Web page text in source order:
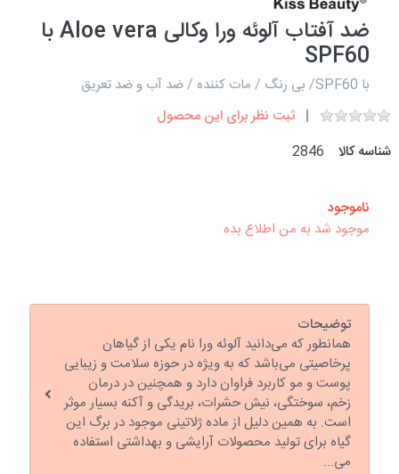
ضد آفتاب آلوئه ورا وکالی Aloe vera با
SPF60
با SPF60/ بی رنگ / مات کننده / ضد آب و ضد تعریق
ثبت نظر برای این محصول
شناسه کالا
2846
ناموجود
موجود شد به من اطلاع بده
توضیحات
همانطور که می‌دانید آلوئه ورا نام یکی از گیاهان
پرخاصیتی می‌باشد که به ویژه در حوزه سلامت و زیبایی
پوست و مو کاربرد فراوان دارد و همچنین در درمان
زخم، سوختگی، نیش حشرات، بریدگی و آکنه بسیار موثر
است. به همین دلیل از ماده ژلاتینی موجود در برگ این
گیاه برای تولید محصولات آرایشی و بهداشتی استفاده
می...